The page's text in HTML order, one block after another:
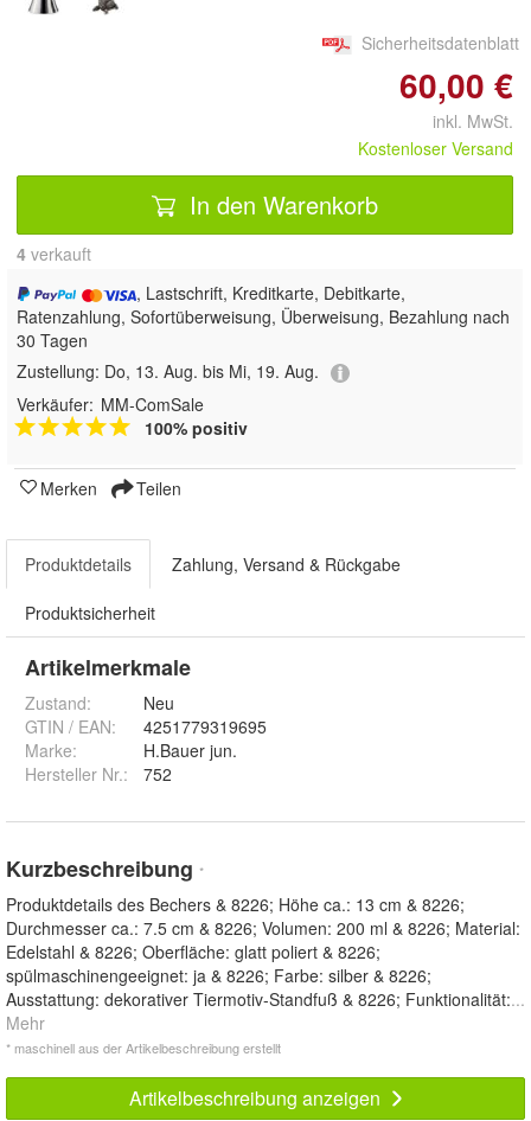
Sicherheitsdatenblatt
60,00 €
inkl. MwSt.
Kostenloser Versand
In den Warenkorb
4 verkauft
, Lastschrift, Kreditkarte, Debitkarte,
Ratenzahlung, Sofortüberweisung, Überweisung, Bezahlung nach
30 Tagen
Zustellung: Do, 13. Aug. bis Mi, 19. Aug.
Verkäufer: MM-ComSale
100% positiv
Merken Teilen
Produktdetails Zahlung, Versand & Rückgabe
Produktsicherheit
Artikelmerkmale
Zustand:
Neu
GTIN / EAN:
4251779319695
Marke:
H.Bauer jun.
Hersteller Nr.:
752
Kurzbeschreibung *
Produktdetails des Bechers & 8226; Höhe ca.: 13 cm & 8226;
Durchmesser ca.: 7.5 cm & 8226; Volumen: 200 ml & 8226; Material:
Edelstahl & 8226; Oberfläche: glatt poliert & 8226;
spülmaschinengeeignet: ja & 8226; Farbe: silber & 8226;
Ausstattung: dekorativer Tiermotiv-Standfuß & 8226; Funktionalität:...
Mehr
* maschinell aus der Artikelbeschreibung erstellt
Artikelbeschreibung anzeigen